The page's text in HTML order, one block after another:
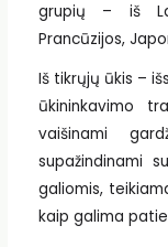
grupių – iš
Prancūzijos,
Iš tikrųjų ūkis –
ūkininkavimo
vaišinami
supažindinami
galiomis,
kaip galima